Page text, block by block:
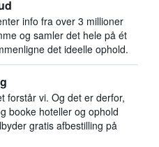
info fra over 3 millioner
og samler det hele på ét
det ideelle ophold.
forstår vi. Og det er derfor,
booke hoteller og ophold
gratis afbestilling på